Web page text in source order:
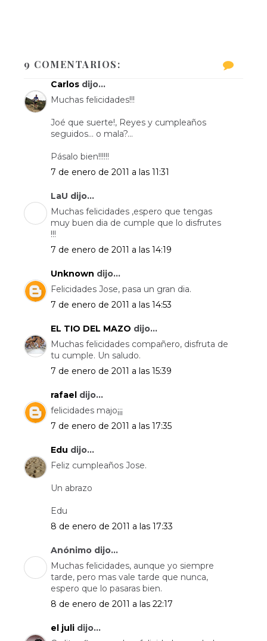
9 COMENTARIOS:
Carlos dijo...
Muchas felicidades!!!
Joé que suerte!, Reyes y cumpleaños
seguidos... o mala?...
Pásalo bien!!!!!!
7 de enero de 2011 a las 11:31
LaU dijo...
Muchas felicidades ,espero que tengas
muy buen dia de cumple que lo disfrutes
!!!
7 de enero de 2011 a las 14:19
Unknown dijo...
Felicidades Jose, pasa un gran dia.
7 de enero de 2011 a las 14:53
EL TIO DEL MAZO dijo...
Muchas felicidades compañero, disfruta de
tu cumple. Un saludo.
7 de enero de 2011 a las 15:39
rafael dijo...
felicidades majo¡¡¡
7 de enero de 2011 a las 17:35
Edu dijo...
Feliz cumpleaños Jose.
Un abrazo
Edu
8 de enero de 2011 a las 17:33
Anónimo dijo...
Muchas felicidades, aunque yo siempre
tarde, pero mas vale tarde que nunca,
espero que lo pasaras bien.
8 de enero de 2011 a las 22:17
el juli dijo...